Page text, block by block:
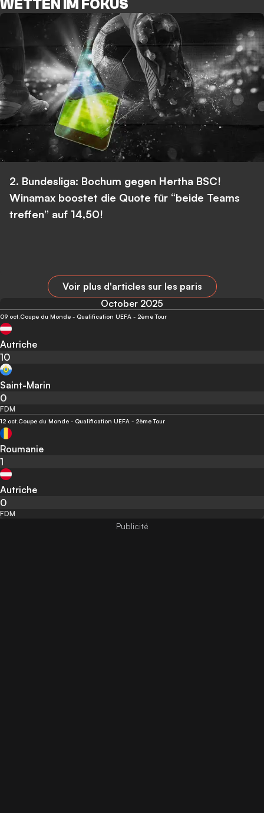
WETTEN IM FOKUS
2. Bundesliga: Bochum gegen Hertha BSC!
Winamax boostet die Quote für “beide Teams
treffen” auf 14,50!
Voir plus d'articles sur les paris
October 2025
09 oct.Coupe du Monde - Qualification UEFA - 2ème Tour
Autriche
10
Saint-Marin
0
FDM
12 oct.Coupe du Monde - Qualification UEFA - 2ème Tour
Roumanie
1
Autriche
0
FDM